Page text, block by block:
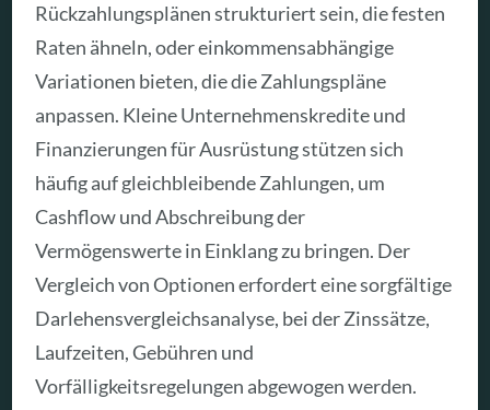
Rückzahlungsplänen strukturiert sein, die festen
Raten ähneln, oder einkommensabhängige
Variationen bieten, die die Zahlungspläne
anpassen. Kleine Unternehmenskredite und
Finanzierungen für Ausrüstung stützen sich
häufig auf gleichbleibende Zahlungen, um
Cashflow und Abschreibung der
Vermögenswerte in Einklang zu bringen. Der
Vergleich von Optionen erfordert eine sorgfältige
Darlehensvergleichsanalyse, bei der Zinssätze,
Laufzeiten, Gebühren und
Vorfälligkeitsregelungen abgewogen werden.